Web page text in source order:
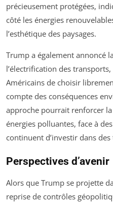
précieusement protégées,
côté les énergies
l’esthétique des paysages.
Trump a également annoncé
l’électrification des
Américains de choisir
compte des conséquences
approche pourrait renforcer
énergies polluantes, face à
continuent d’investir dans
Perspectives d’avenir
Alors que Trump se projette
reprise de contrôles